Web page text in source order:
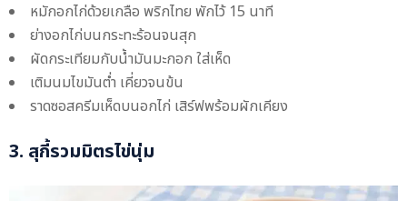
หมักอกไก่ด้วยเกลือ พริกไทย พักไว้ 15 นาที
ย่างอกไก่บนกระทะร้อนจนสุก
ผัดกระเทียมกับน้ำมันมะกอก ใส่เห็ด
เติมนมไขมันต่ำ เคี่ยวจนข้น
ราดซอสครีมเห็ดบนอกไก่ เสิร์ฟพร้อมผักเคียง
3. สุกี้รวมมิตรไข่นุ่ม